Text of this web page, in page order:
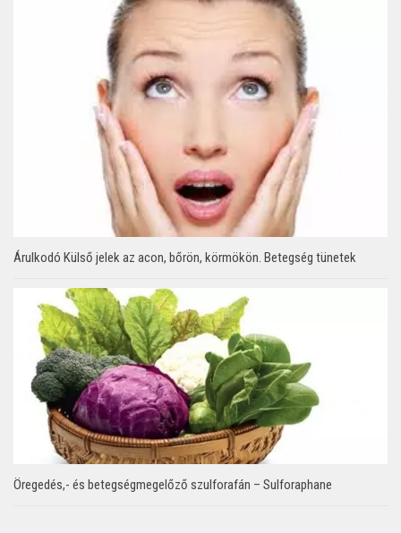
Árulkodó Külső jelek az acon, bőrön, körmökön. Betegség tünetek
Öregedés,- és betegségmegelőző szulforafán – Sulforaphane